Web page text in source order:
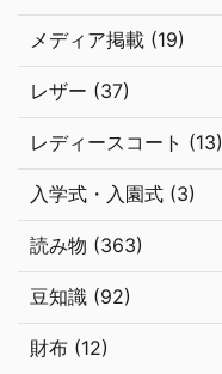
メディア掲載 (19)
レザー (37)
レディースコート (13)
入学式・入園式 (3)
読み物 (363)
豆知識 (92)
財布 (12)